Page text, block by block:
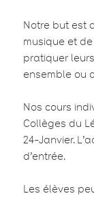
Notre but est
musique et
pratiquer
ensemble ou
Nos cours
Collèges du
24-Janvier.
d’entrée.
Les élèves